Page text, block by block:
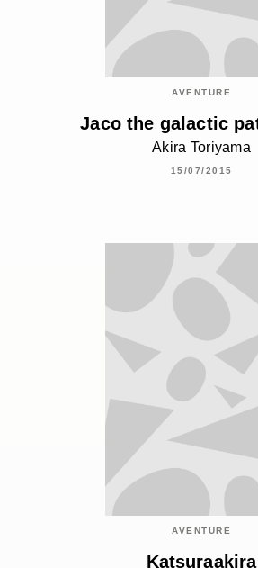
AVENTURE
Jaco the galactic
Akira Toriyama
15/07/2015
AVENTURE
Katsuraakira